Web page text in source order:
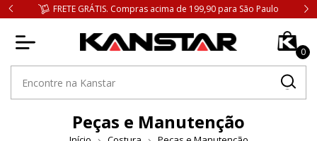
FRETE GRÁTIS. Compras acima de 199,90 para São Paulo
0
Peças e Manutenção